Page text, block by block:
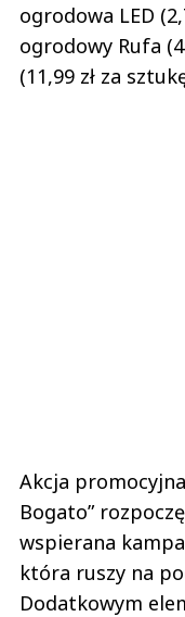
ogrodowa LED
ogrodowy Rufa
(11,99 zł za
Akcja
Bogato”
wspierana
która ruszy na
Dodatkowym